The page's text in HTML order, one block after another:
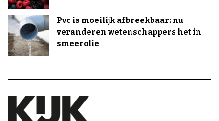
Pvc is moeilijk afbreekbaar: nu
veranderen wetenschappers het in
smeerolie